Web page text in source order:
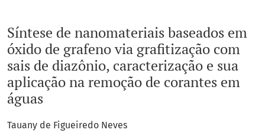
Síntese de nanomateriais baseados em
óxido de grafeno via grafitização com
sais de diazônio, caracterização e sua
aplicação na remoção de corantes em
águas
Tauany de Figueiredo Neves